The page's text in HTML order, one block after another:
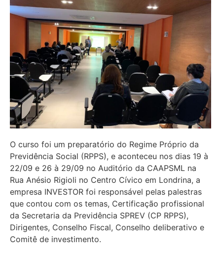
O curso foi um preparatório do Regime Próprio da
Previdência Social (RPPS), e aconteceu nos dias 19 à
22/09 e 26 à 29/09 no Auditório da CAAPSML na
Rua Anésio Rigioli no Centro Cívico em Londrina, a
empresa INVESTOR foi responsável pelas palestras
que contou com os temas, Certificação profissional
da Secretaria da Previdência SPREV (CP RPPS),
Dirigentes, Conselho Fiscal, Conselho deliberativo e
Comitê de investimento.